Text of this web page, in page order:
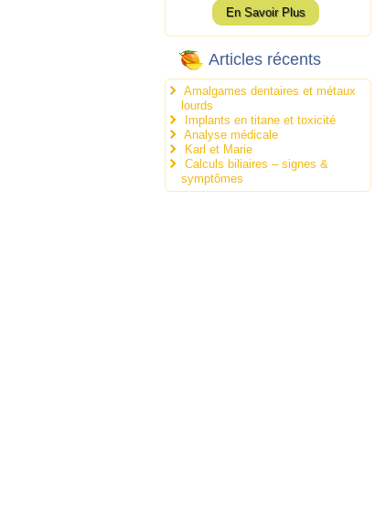
En Savoir Plus
Articles récents
Amalgames dentaires et métaux
lourds
Implants en titane et toxicité
Analyse médicale
Karl et Marie
Calculs biliaires – signes &
symptômes